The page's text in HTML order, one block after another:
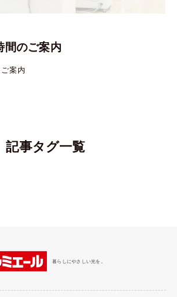
間のご案内
案内
記事タグ一覧
暮らしにやさしい光を。